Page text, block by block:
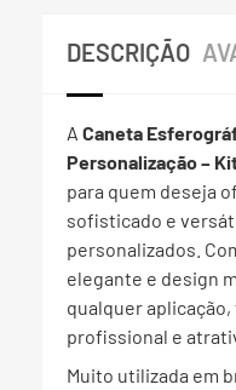
DESCRIÇÃO
A Caneta
Personalização –
para quem deseja
sofisticado e
personalizados.
elegante e design
qualquer
profissional e
Muito utilizada em